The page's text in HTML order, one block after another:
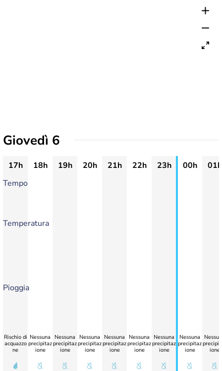
Giovedì 6
17h 18h 19h 20h 21h 22h 23h 00h
01h
Tempo
Temperatura
Pioggia
Rischio di
acquazzo
ne
Nessuna
precipitaz
ione
Nessuna
precipitaz
ione
Nessuna
precipitaz
ione
Nessuna
precipitaz
ione
Nessuna
precipitaz
ione
Nessuna
precipitaz
ione
Nessuna
precipitaz
ione
ione